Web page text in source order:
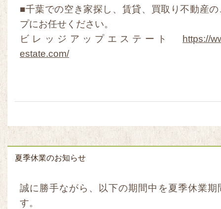
■千葉での空き家探し、賃貸、買取り不動産
プにお任せください。
ビレッジアップエステート
https://
estate.com/
夏季休業のお知らせ
誠に勝手ながら、以下の期間中を夏季休業期
す。